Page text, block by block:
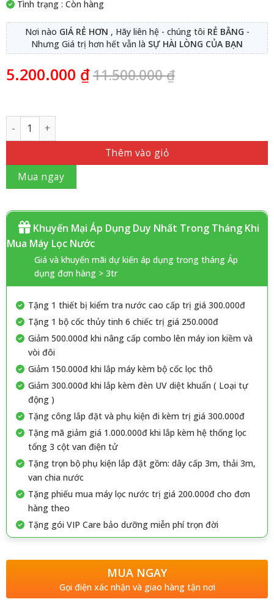
Tình trạng : Còn hàng
Nơi nào GIÁ RẺ HƠN , Hãy liên hệ - chúng tôi RẺ BẰNG -
Nhưng Giá trị hơn hết vẫn là SỰ HÀI LÒNG CỦA BẠN
5.200.000 ₫11.500.000₫
Số lượng
Thêm vào giỏ
Mua ngay
Khuyến Mại Áp Dụng Duy Nhất Trong Tháng Khi
Mua Máy Lọc Nước
Giá và khuyến mãi dự kiến áp dụng trong tháng Áp
dụng đơn hàng > 3tr
Tặng 1 thiết bị kiểm tra nước cao cấp trị giá 300.000đ
Tặng 1 bộ cốc thủy tinh 6 chiếc trị giá 250.000đ
Giảm 500.000đ khi nâng cấp combo lên máy ion kiềm và
vòi đôi
Giảm 150.000đ khi lắp máy kèm bộ cốc lọc thô
Giảm 300.000đ khi lắp kèm đèn UV diệt khuẩn ( Loại tự
động )
Tặng công lắp đặt và phụ kiện đi kèm trị giá 300.000đ
Tặng mã giảm giá 1.000.000đ khi lắp kèm hệ thống lọc
tổng 3 cột van điện tử
Tặng trọn bộ phụ kiện lắp đặt gồm: dây cấp 3m, thải 3m,
van chia nước
Tặng phiếu mua máy lọc nước trị giá 200.000đ cho đơn
hàng theo
Tặng gói VIP Care bảo dưỡng miễn phí trọn đời
MUA NGAY
Gọi điện xác nhận và giao hàng tận nơi